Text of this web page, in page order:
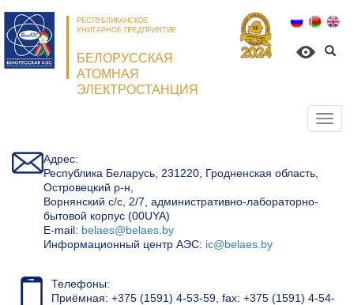
РЕСПУБЛИКАНСКОЕ
УНИТАРНОЕ ПРЕДПРИЯТИЕ
БЕЛОРУССКАЯ
АТОМНАЯ
ЭЛЕКТРОСТАНЦИЯ
Адрес:
Республика Беларусь, 231220, Гродненская область,
Островецкий р-н,
Ворнянский с/с, 2/7, административно-лабораторно-
бытовой корпус (00UYA)
Е-mail: belaes@belaes.by
Информационный центр АЭС: ic@belaes.by
Телефоны:
Приёмная: +375 (1591) 4-53-59, fax: +375 (1591) 4-54-